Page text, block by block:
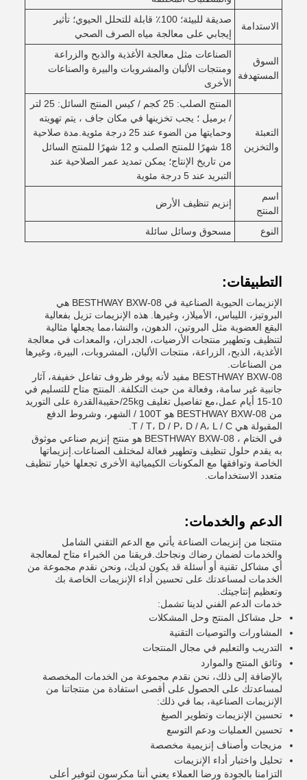
الاستدامة
صديقة للبيئة؛ 100٪ قابلة للتحلل الحيوي؛ تأثير
إيجابي على معالجة مياه الصرف الصحي
السوق
المستهدفة
الصناعات مثل معالجة الأغذية والذبح والزراعة
ومنتجات الألبان والمشروبات والبيرة والصناعات
الأخرى
التعبئة
والتخزين
المنتج الصلب: 25 كجم / كيس المنتج السائل: 25 لتر
/ برميل ؛ يجب تخزينها في مكان جاف ، يتم تهويته
وحمايتها من الضوء عند 25 درجة مئوية.مدة صلاحية
18 شهرًا للمنتج الصلب و 12 شهرًا للمنتج السائل
من تاريخ الإنتاج؛ يمكن تمديد عمر الصلاحية عند
التبريد عند 5 درجة مئوية
اسم
المنتج
إنزيم تنظيف الأرض
النوع مسحوق وسائل سائلة
التطبيقات:
الإنزيمات الحيوية الصناعية في BESTHWAY BXW-08 هي
البروتيز، الليباس، الأميلاز، وغيرها. هذه الإنزيمات تزيل بفعالية
البقع العضوية مثل البروتين، الدهون، والنشا،مما يجعلها مثالية
لتنظيف وتطهير منتجات الأرضيات، الجدران، والمعدات في معالجة
الأغذية، الذبح، الزراعة، منتجات الألبان، المشروبات، البيرة، وغيرها
من الصناعات.
BESTHWAY BXW-08 مفيد لأنه يوفر ظروف تفاعل خفيفة، آثار
جانبية غير سامة، وفعالة من حيث التكلفة. المنتج متاح للتسليم في
10-15 أيام عمل،مع تفاصيل تغليف 25kg/حقيبةالقدرة على التوريد
من BESTHWAY BXW-08 هو 100T / الشهر، وشروط الدفع
المقبولة هي T / T، D / P، D / A، L / C.
في الختام ، BESTHWAY BXW-08 هو منتج إنزيم صناعي موثوق
به يقدم حلول تنظيف وتطهير فعالة لمختلف الصناعات.إنزيماتها
الخاصة وتوافقها مع المكونات الكيميائية الأخرى تجعلها خيار تنظيف
متعدد الاستخدامات.
الدعم والخدمات:
منتجنا من إنزيمات الصناعة يأتي مع الدعم التقني الشامل
والخدمات لضمان رضاك ونجاحك.فريقنا من الخبراء متاح لمعالجة
أي مشاكل تقنية أو أسئلة قد يكون لديك، ونحن نقدم مجموعة من
الخدمات لمساعدتك على تحسين أداء الإنزيمات الخاصة بك
وتعظيم إنتاجيتك.
خدمات الدعم الفني لدينا تشمل:
حل مشاكل المنتج وحل المشكلات
المشاورات والتوصيات التقنية
التدريب والتعليم في مجال المنتجات
وثائق المنتج والموارد
بالإضافة إلى ذلك، نحن نقدم مجموعة من الخدمات المخصصة
لمساعدتك على الحصول على أقصى استفادة من منتجاتنا من
الإنزيمات الصناعية، بما في ذلك:
تحسين الإنزيمات وتطوير الصيغ
تحسين العمليات ودعم التوسع
مزيجات وأصناف إنزيمية مخصصة
تحليل واختبار أداء الإنزيمات
التزامنا بالجودة ورضا العملاء يعني أننا مكرسون لتوفير أعلى